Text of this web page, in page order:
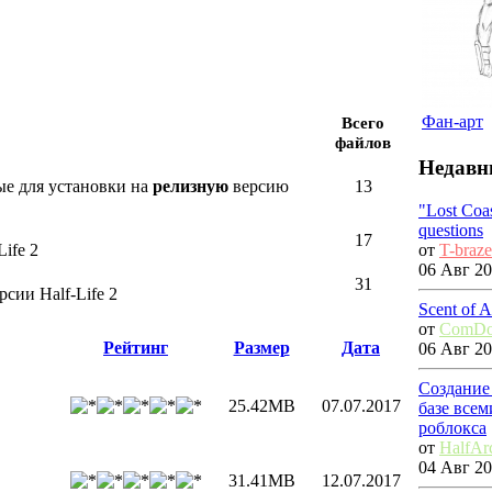
Всего
файлов
для установки на релизную версию
13
2
17
Half-Life 2
31
Рейтинг Размер Дата
25.42MB 07.07.2017
31.41MB 12.07.2017
Фан-арт
"Lost
questions
от T-braze
06 Авг
Scent of
от
06 Авг
базе
роблокса
от
04 Авг